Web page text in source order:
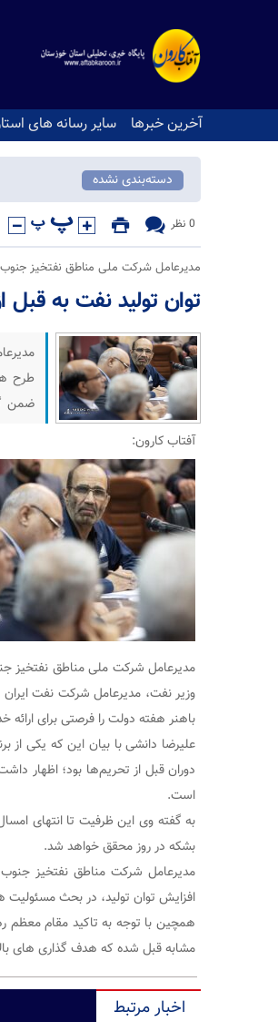
آخرین خبرها سایر رسانه های
دسته‌بندی نشده
0 نظر
مدیرعامل شرکت ملی مناطق نفتخیز
توان تولید نفت به
طرح
ضمن
کرد.
آفتاب كارون:
مدیرعامل شرکت ملی مناطق نفتخیز
وزیر نفت، مدیرعامل شرکت نفت
باهنر هفته دولت را فرصتی برای
علیرضا دانشی با بیان این که یکی از
دوران قبل از تحریم‌ها بود؛ اظهار
است.
بشکه در روز محقق خواهد شد.
مدیرعامل شرکت مناطق نفتخیز
افزایش توان تولید، در بحث
همچين با توجه به تاکید مقام معظم
مشابه قبل شده که هدف گذاری های
اخبار مرتبط